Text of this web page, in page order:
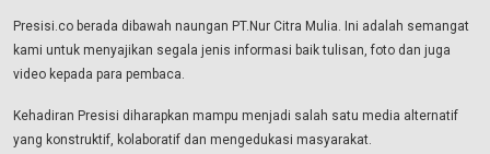
Presisi.co berada dibawah naungan PT.Nur Citra Mulia. Ini adalah semangat
kami untuk menyajikan segala jenis informasi baik tulisan, foto dan juga
video kepada para pembaca.
Kehadiran Presisi diharapkan mampu menjadi salah satu media alternatif
yang konstruktif, kolaboratif dan mengedukasi masyarakat.